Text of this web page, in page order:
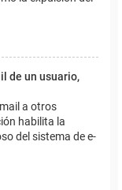
de un usuario,
a otros
habilita la
del sistema de e-